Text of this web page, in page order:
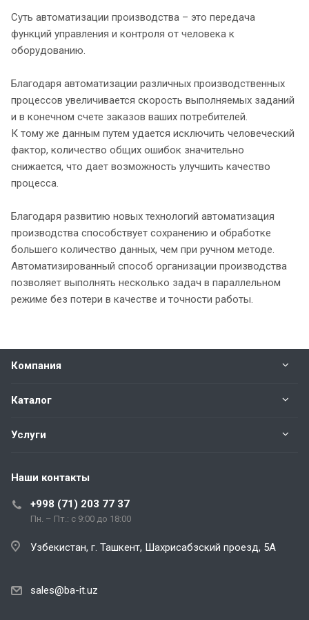
Суть автоматизации производства – это передача
функций управления и контроля от человека к
оборудованию.
Благодаря автоматизации различных производственных
процессов увеличивается скорость выполняемых заданий
и в конечном счете заказов ваших потребителей.
К тому же данным путем удается исключить человеческий
фактор, количество общих ошибок значительно
снижается, что дает возможность улучшить качество
процесса.
Благодаря развитию новых технологий автоматизация
производства способствует сохранению и обработке
большего количество данных, чем при ручном методе.
Автоматизированный способ организации производства
позволяет выполнять несколько задач в параллельном
режиме без потери в качестве и точности работы.
Компания
Каталог
Услуги
Наши контакты
+998 (71) 203 77 37
Пн. – Пт.: с 9:00 до 18:00
Узбекистан, г. Ташкент, Шахрисабзский проезд, 5А
sales@ba-it.uz